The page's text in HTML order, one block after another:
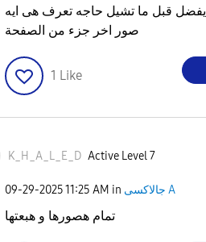
يفضل قبل ما تشيل حاجه تعرف هى ايه
صور اخر جزء من الصفحة
1 Like
K_H_A_L_E_D Active Level 7
‎09-29-202511:25 AM in جالاكسى A
تمام هصورها و هبعتها